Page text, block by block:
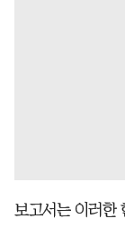
보고서는 이러한